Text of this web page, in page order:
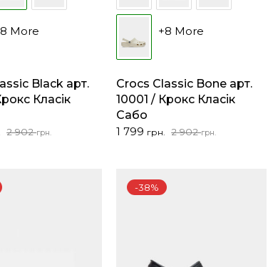
More
Black арт.
Класік
2 902грн.
+8 More
Crocs Classic Bone арт.
10001 / Крокс Класік
Сабо
2 902грн.
Оригінальна
1 799 грн.
Поточна
-38%